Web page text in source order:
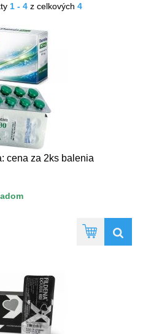
1 - 4 z celkových 4
cena za 2ks balenia